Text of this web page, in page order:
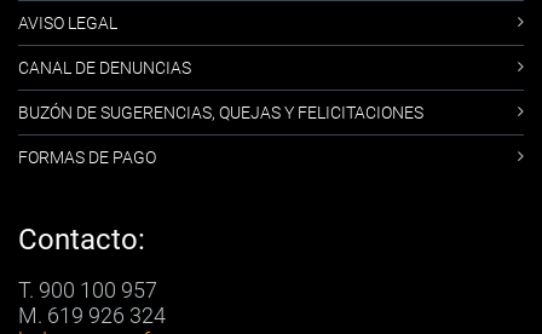
AVISO LEGAL
CANAL DE DENUNCIAS
BUZÓN DE SUGERENCIAS, QUEJAS Y FELICITACIONES
FORMAS DE PAGO
Contacto:
T. 900 100 957
M. 619 926 324